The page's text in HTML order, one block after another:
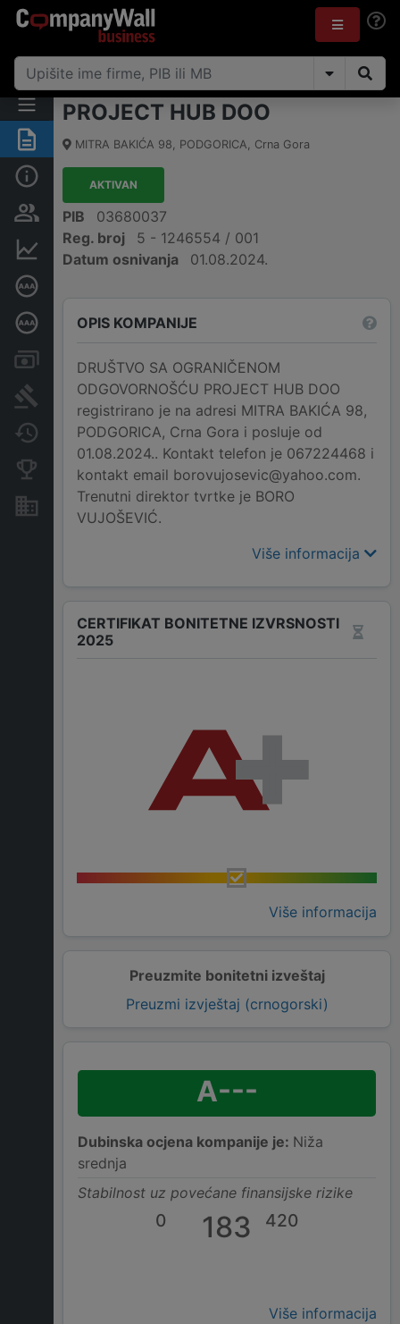
Sažetak
Osobe i vlasništvo
Finansijski podaci
Dubinska bonitetna ocjena
Računi i blokade
Arhiva sudskih objava
Promjene
Konkurentne kompanije
Nekretnine i imovina
PROJECT HUB DOO
MITRA BAKIĆA 98, PODGORICA, Crna Gora
AKTIVAN
PIB
03680037
Reg. broj
5 - 1246554 / 001
Datum osnivanja
01.08.2024.
OPIS KOMPANIJE
DRUŠTVO SA OGRANIČENOM
ODGOVORNOŠĆU PROJECT HUB DOO
registrirano je na adresi MITRA BAKIĆA 98,
PODGORICA, Crna Gora i posluje od
01.08.2024.. Kontakt telefon je 067224468 i
kontakt email borovujosevic@yahoo.com.
Trenutni direktor tvrtke je BORO
VUJOŠEVIĆ.
Više informacija
CERTIFIKAT BONITETNE IZVRSNOSTI
2025
Više informacija
Preuzmite bonitetni izveštaj
Preuzmi izvještaj (crnogorski)
A---
Dubinska ocjena kompanije je: Niža
srednja
Stabilnost uz povećane finansijske rizike
0 183 420
Više informacija